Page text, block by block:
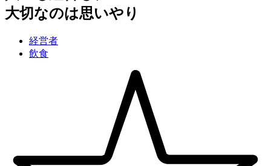
大切なのは思いやり
経営者
飲食